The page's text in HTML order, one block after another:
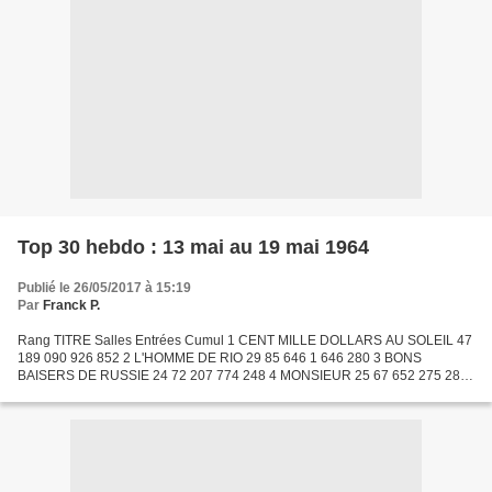
Top 30 hebdo : 13 mai au 19 mai 1964
Publié le 26/05/2017 à 15:19
Par Franck P.
Rang TITRE Salles Entrées Cumul 1 CENT MILLE DOLLARS AU SOLEIL 47
189 090 926 852 2 L'HOMME DE RIO 29 85 646 1 646 280 3 BONS
BAISERS DE RUSSIE 24 72 207 774 248 4 MONSIEUR 25 67 652 275 282